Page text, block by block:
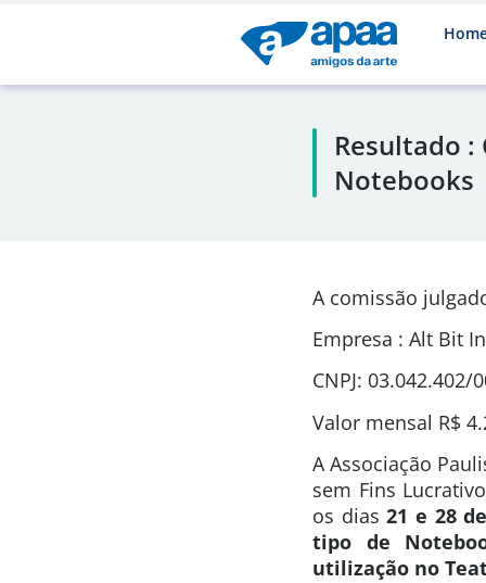
Resultado :
Notebooks
A comissão
Empresa : Alt Bit
CNPJ: 03.042.402/
Valor mensal R$
A Associação
sem Fins
os dias21 e 28
tipo de
utilização no